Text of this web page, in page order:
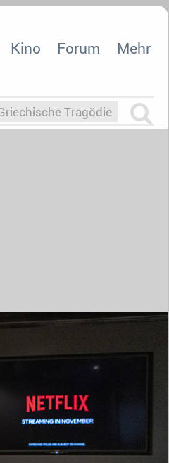
Kino Forum Mehr
Tragödie